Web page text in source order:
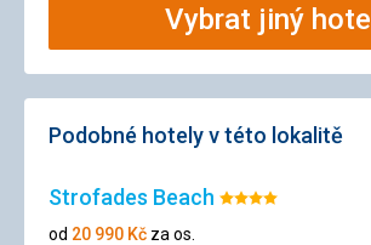
Vybrat jiný hotel
Podobné hotely v této lokalitě
Strofades Beach Hodnocení:
od 20 990 Kč za os.